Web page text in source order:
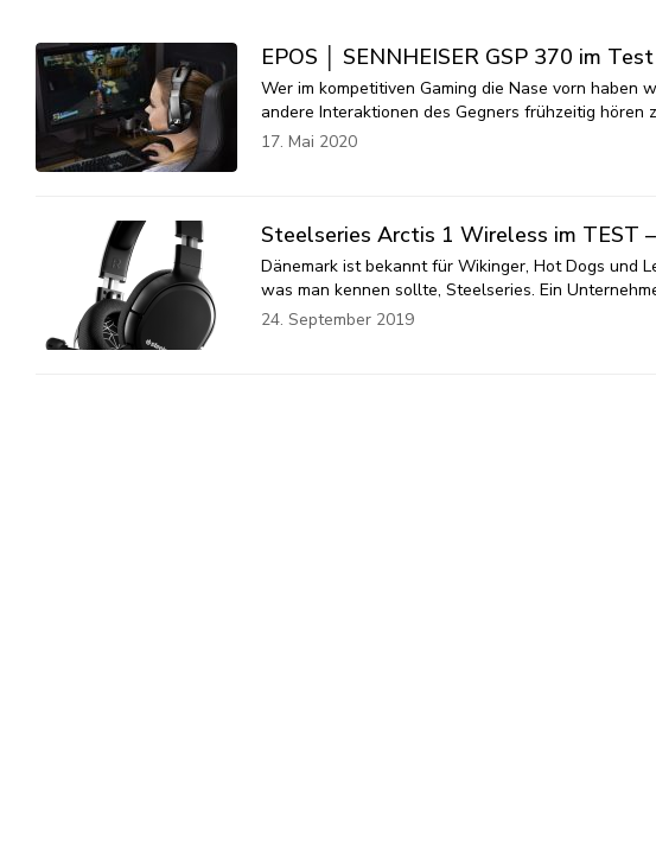
EPOS │ SENNHEISER GSP 370 im
Wer im kompetitiven Gaming die Nase vorn
andere Interaktionen des Gegners frühzeitig hören
17. Mai 2020
Steelseries Arctis 1 Wireless im TEST
Dänemark ist bekannt für Wikinger, Hot Dogs und
was man kennen sollte, Steelseries. Ein
24. September 2019